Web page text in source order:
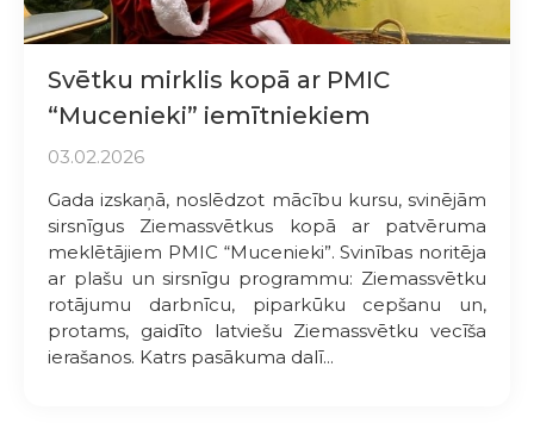
Svētku mirklis kopā ar PMIC
“Mucenieki” iemītniekiem
03.02.2026
Gada izskaņā, noslēdzot mācību kursu, svinējām
sirsnīgus Ziemassvētkus kopā ar patvēruma
meklētājiem PMIC “Mucenieki”. Svinības noritēja
ar plašu un sirsnīgu programmu: Ziemassvētku
rotājumu darbnīcu, piparkūku cepšanu un,
protams, gaidīto latviešu Ziemassvētku vecīša
ierašanos. Katrs pasākuma dalī...